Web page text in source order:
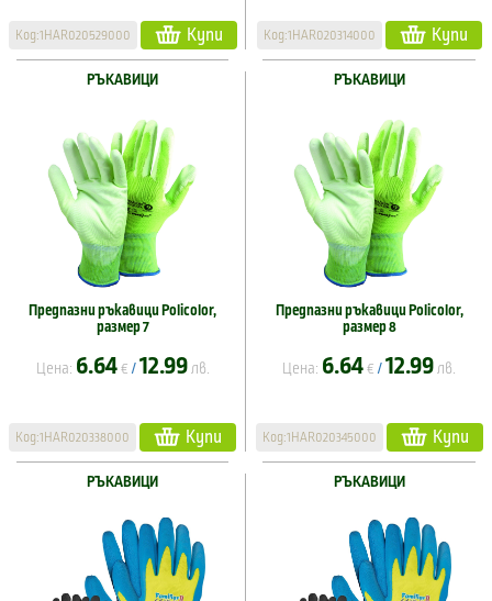
Код:1HAR020529000 Купи Код:1HAR020314000 Купи
РЪКАВИЦИ
Предпазни ръкавици Policolor,
размер 7
Цена: 6.64 € / 12.99 лв.
Код:1HAR020338000 Купи
РЪКАВИЦИ
Предпазни ръкавици Policolor,
размер 8
Цена: 6.64 € / 12.99 лв.
Код:1HAR020345000 Купи
РЪКАВИЦИ РЪКАВИЦИ